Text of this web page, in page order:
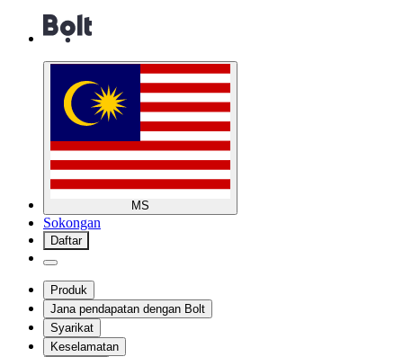
MS
Sokongan
Daftar
Produk
Jana pendapatan dengan Bolt
Syarikat
Keselamatan